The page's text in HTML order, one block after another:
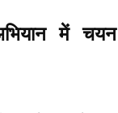
में चयन